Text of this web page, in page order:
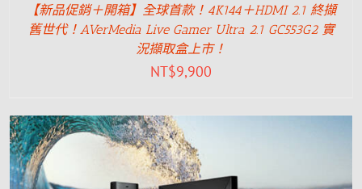
【新品促銷＋開箱】全球首款！4K144＋HDMI 2.1 終擷
舊世代！AVerMedia Live Gamer Ultra 2.1 GC553G2 實
況擷取盒上市！
NT$9,900